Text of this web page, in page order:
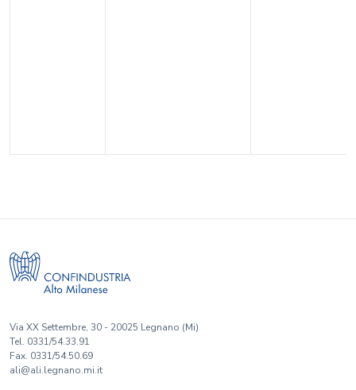
Via XX Settembre, 30 - 20025 Legnano (Mi)
Tel. 0331/54.33.91
Fax. 0331/54.50.69
ali@ali.legnano.mi.it